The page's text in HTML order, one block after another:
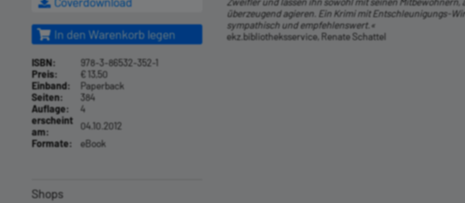
In den Warenkorb legen
ISBN:
978-3-86532-352-1
Preis:
€ 13,50
Einband:
Paperback
Seiten:
384
Auflage:
4
erscheint
am:
04.10.2012
Formate:
eBook
Shops
überzeugend agieren. Ein Krimi mit Entschleunigungs-
sympathisch und empfehlenswert.«
ekz.bibliotheksservice, Renate Schattel